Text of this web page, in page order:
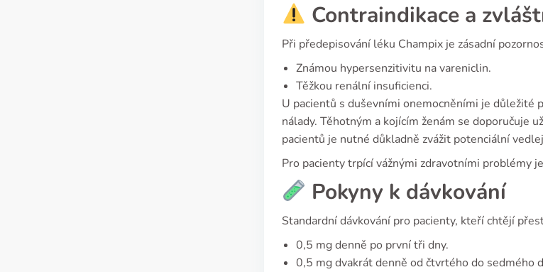
Contraindikace a
Při předepisování léku Champix je zásadní
Známou hypersenzitivitu na vareniclin.
Těžkou renální insuficienci.
U pacientů s duševními onemocněními je důležité
nálady. Těhotným a kojícím ženám se doporučuje
pacientů je nutné důkladně zvážit potenciální
Pro pacienty trpící vážnými zdravotními problémy
Pokyny k dávkování
Standardní dávkování pro pacienty, kteří chtějí
0,5 mg denně po první tři dny.
0,5 mg dvakrát denně od čtvrtého do sedmého